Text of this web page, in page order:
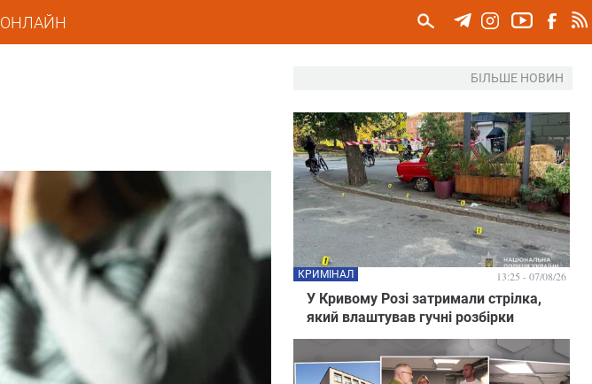
ОНЛАЙН
БІЛЬШЕ НОВИН
У Кривому Розі затримали стрілка,
який влаштував гучні розбірки
КРИМІНАЛ 13:25 - 07/08/26